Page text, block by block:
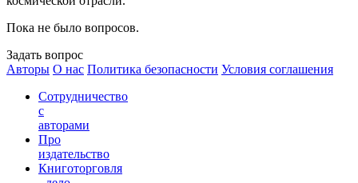
Пока не было вопросов.
Задать вопрос
Авторы О нас Политика безопасности Условия соглашения
Сотрудничество
с
авторами
Про
издательство
Книготорговля